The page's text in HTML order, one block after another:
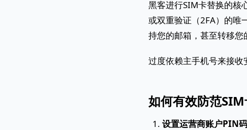
黑客进行SIM卡替换的核
或双重验证（2FA）的唯
持您的邮箱，甚至转移您
过度依赖主手机号来接收
如何有效防范
设置运营商账户PIN码